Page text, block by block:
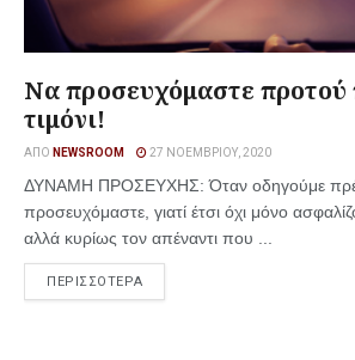
Να προσευχόμαστε προτού
τιμόνι!
ΑΠΌ NEWSROOM 27 ΝΟΕΜΒΡΊΟΥ, 2020
ΔΥΝΑΜΗ ΠΡΟΣΕΥΧΗΣ: Όταν οδηγούμε
προσευχόμαστε, γιατί έτσι όχι μόνο
αλλά κυρίως τον απέναντι που ...
ΠΕΡΙΣΣΟΤΕΡΑ